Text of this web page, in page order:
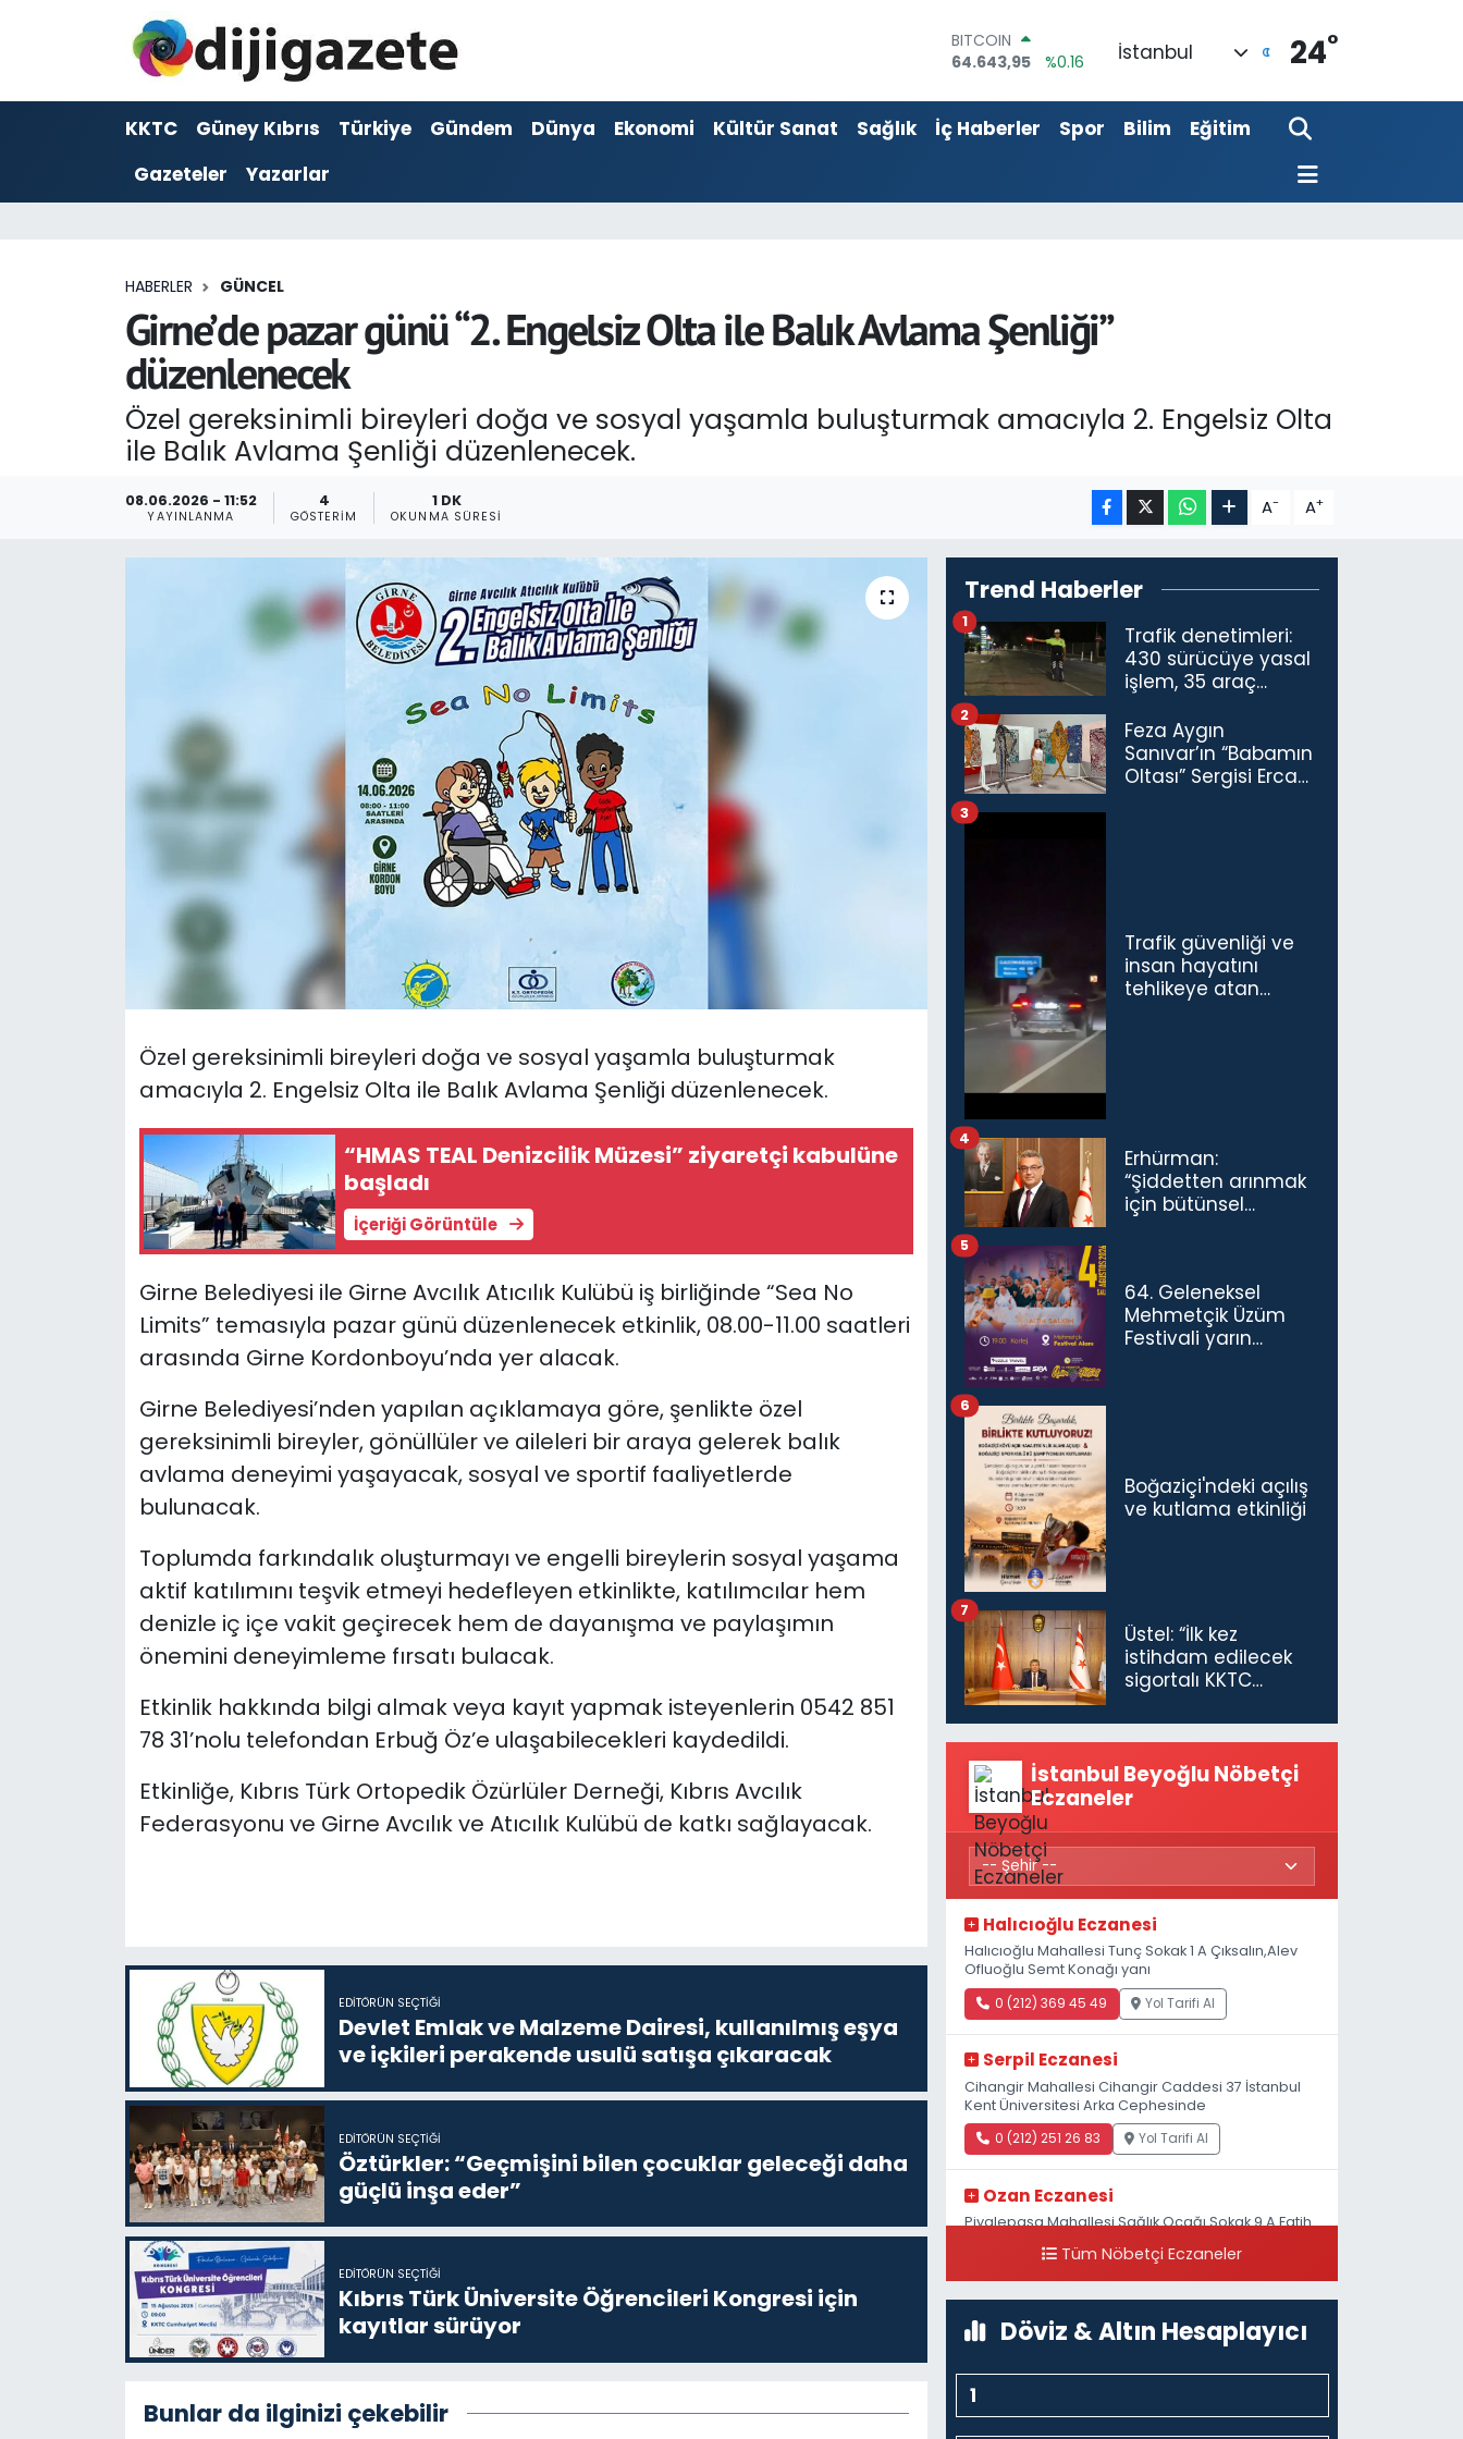
DOLAR
47,6704
%0
55,0406
%-0.08
STERLİN
İstanbul 24°
KKTC Güney Kıbrıs Türkiye Gündem Dünya Ekonomi Kültür Sanat Sağlık İç Haberler Spor Bilim
Eğitim
Gazeteler
Yazarlar
HABERLER GÜNCEL
Girne’de pazar günü “2. Engelsiz Olta ile Balık Avlama Şenliği”
düzenlenecek
Özel gereksinimli bireyleri doğa ve sosyal yaşamla buluşturmak amacıyla 2. Engelsiz Olta
ile Balık Avlama Şenliği düzenlenecek.
08.06.2026 - 11:52
YAYINLANMA
4
GÖSTERIM
1 DK
OKUNMA SÜRESI A- A+
Özel gereksinimli bireyleri doğa ve sosyal yaşamla buluşturmak
amacıyla 2. Engelsiz Olta ile Balık Avlama Şenliği düzenlenecek.
“HMAS TEAL Denizcilik Müzesi” ziyaretçi kabulüne
başladı
İçeriği Görüntüle
Girne Belediyesi ile Girne Avcılık Atıcılık Kulübü iş birliğinde “Sea No
Limits” temasıyla pazar günü düzenlenecek etkinlik, 08.00-11.00 saatleri
arasında Girne Kordonboyu’nda yer alacak.
Girne Belediyesi’nden yapılan açıklamaya göre, şenlikte özel
gereksinimli bireyler, gönüllüler ve aileleri bir araya gelerek balık
avlama deneyimi yaşayacak, sosyal ve sportif faaliyetlerde
bulunacak.
Toplumda farkındalık oluşturmayı ve engelli bireylerin sosyal yaşama
aktif katılımını teşvik etmeyi hedefleyen etkinlikte, katılımcılar hem
denizle iç içe vakit geçirecek hem de dayanışma ve paylaşımın
önemini deneyimleme fırsatı bulacak.
Etkinlik hakkında bilgi almak veya kayıt yapmak isteyenlerin 0542 851
78 31’nolu telefondan Erbuğ Öz’e ulaşabilecekleri kaydedildi.
Etkinliğe, Kıbrıs Türk Ortopedik Özürlüler Derneği, Kıbrıs Avcılık
Federasyonu ve Girne Avcılık ve Atıcılık Kulübü de katkı sağlayacak.
EDITÖRÜN SEÇTIĞI
Devlet Emlak ve Malzeme Dairesi, kullanılmış eşya
ve içkileri perakende usulü satışa çıkaracak
EDITÖRÜN SEÇTIĞI
Öztürkler: “Geçmişini bilen çocuklar geleceği daha
güçlü inşa eder”
EDITÖRÜN SEÇTIĞI
Kıbrıs Türk Üniversite Öğrencileri Kongresi için
kayıtlar sürüyor
Bunlar da ilginizi çekebilir
Trend Haberler
Trafik denetimleri:
430 sürücüye yasal
işlem, 35 araç
1
Feza Aygın
Sanıvar’ın “Babamın
Oltası” Sergisi Ercan
2
Trafik güvenliği ve
insan hayatını
tehlikeye atan
3
Erhürman:
“Şiddetten arınmak
için bütünsel
4
64. Geleneksel
Mehmetçik Üzüm
Festivali yarın
5
Boğaziçi'ndeki açılış
ve kutlama etkinliği
6
Üstel: “İlk kez
istihdam edilecek
sigortalı KKTC
maaş desteğini 35
bin TL'ye çıkardık”
7
İstanbul Beyoğlu Nöbetçi
Eczaneler
Halıcıoğlu Eczanesi
Halıcıoğlu Mahallesi Tunç Sokak 1 A Çıksalın,Alev
Ofluoğlu Semt Konağı yanı
0 (212) 369 45 49 Yol Tarifi Al
Serpil Eczanesi
Cihangir Mahallesi Cihangir Caddesi 37 İstanbul
Kent Üniversitesi Arka Cephesinde
0 (212) 251 26 83 Yol Tarifi Al
Ozan Eczanesi
Piyalepaşa Mahallesi Sağlık Ocağı Sokak 9 A Fatih
Tüm Nöbetçi Eczaneler
Döviz & Altın Hesaplayıcı
ADVERTORIAL
Dijigazete
Foto Galeri
KKTC YEREL SEÇİM 2018
Otomobil Dünyası
Teknoloji
Video Galeri
Yazarlar
Hava Durumu
Trafik Durumu
Haber Arşivi